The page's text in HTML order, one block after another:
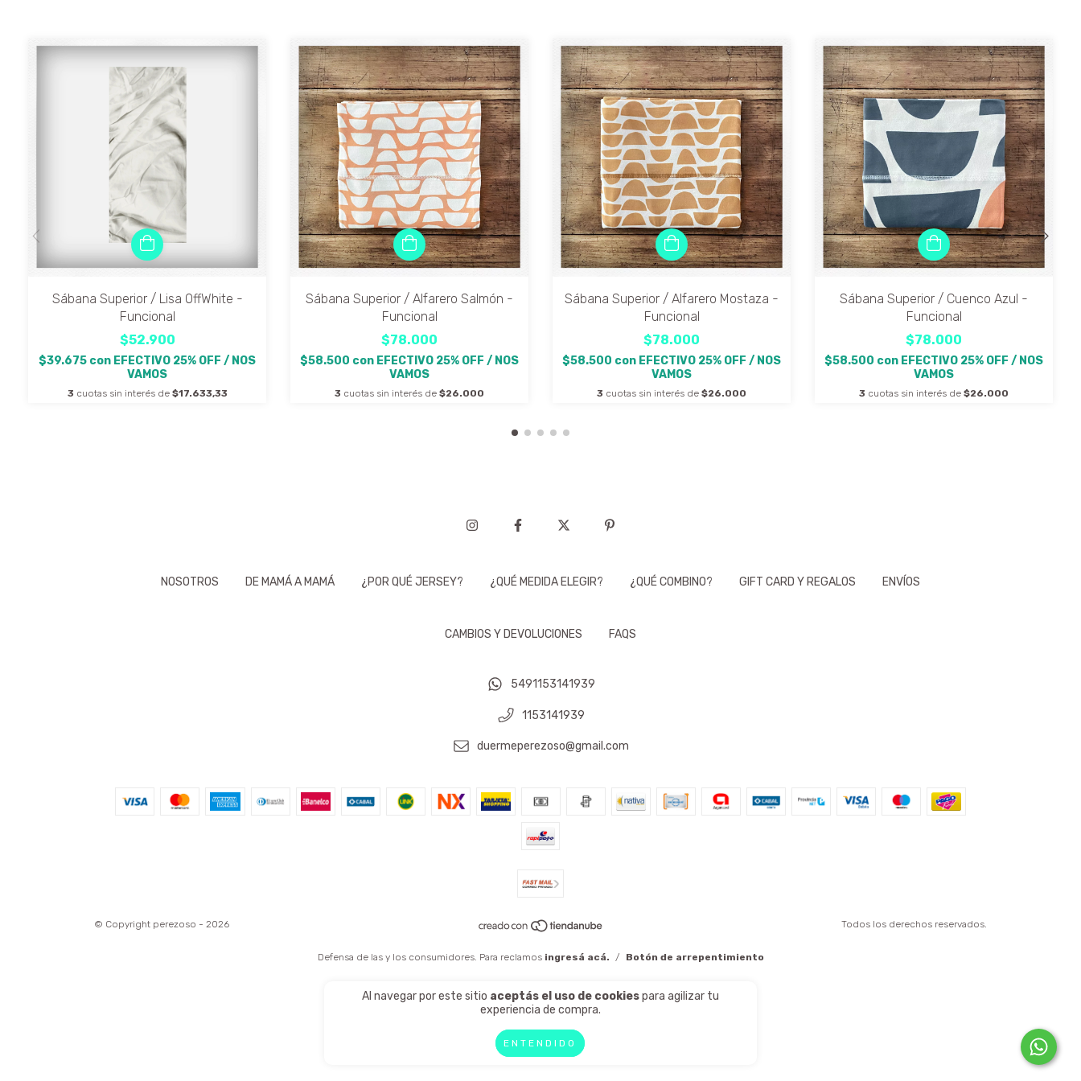
Al navegar por este sitio aceptás el uso de cookiespara agilizar tu
experiencia de compra.
ENTENDIDO
Sábana Superior / Lisa OffWhite -
Funcional
$52.900
$39.675 con EFECTIVO 25% OFF / NOS
VAMOS
3 cuotas sin interés de $17.633,33
Sábana Superior / Alfarero Salmón -
Funcional
$78.000
$58.500 con EFECTIVO 25% OFF / NOS
VAMOS
3 cuotas sin interés de $26.000
Sábana Superior / Alfarero Mostaza -
Funcional
$78.000
$58.500 con EFECTIVO 25% OFF / NOS
VAMOS
3 cuotas sin interés de $26.000
Sábana Superior / Cuenco Azul -
Funcional
$78.000
$58.500 con EFECTIVO 25% OFF / NOS
VAMOS
3 cuotas sin interés de $26.000
NOSOTROS DE MAMÁ A MAMÁ ¿POR QUÉ JERSEY? ¿QUÉ MEDIDA ELEGIR? ¿QUÉ COMBINO? GIFT CARD Y REGALOS ENVÍOS
CAMBIOS Y DEVOLUCIONES FAQS
5491153141939
1153141939
duermeperezoso@gmail.com
© Copyright perezoso - 2026 Todos los derechos reservados.
Defensa de las y los consumidores. Para reclamos ingresá acá. / Botón de arrepentimiento